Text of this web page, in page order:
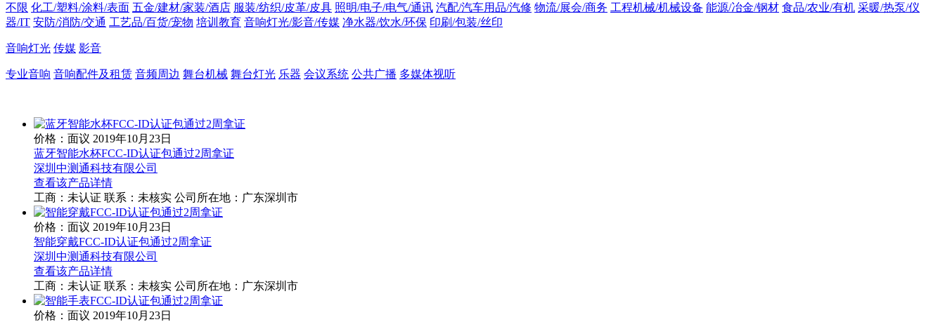
不限 化工/塑料/涂料/表面 五金/建材/家装/酒店 服装/纺织/皮革/皮具 照明/电子/电气/通讯 汽配/汽车用品/汽修 物流/展会/商务 工程机械/机械设备 能源/冶金/钢材 食品/农业/有机 采暖/热泵/仪
器/IT 安防/消防/交通 工艺品/百货/宠物 培训教育 音响灯光/影音/传媒 净水器/饮水/环保 印刷/包装/丝印
音响灯光 传媒 影音
专业音响 音响配件及租赁 音频周边 舞台机械 舞台灯光 乐器 会议系统 公共广播 多媒体视听
价格：面议 2019年10月23日
蓝牙智能水杯FCC-ID认证包通过2周拿证
深圳中测通科技有限公司
查看该产品详情
工商： 未认证 联系： 未核实 公司所在地：广东深圳市
价格：面议 2019年10月23日
智能穿戴FCC-ID认证包通过2周拿证
深圳中测通科技有限公司
查看该产品详情
工商： 未认证 联系： 未核实 公司所在地：广东深圳市
价格：面议 2019年10月23日